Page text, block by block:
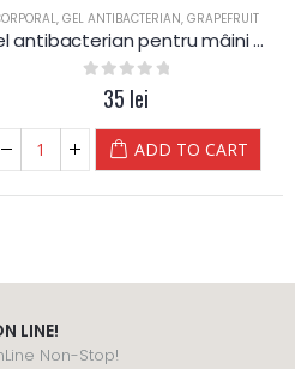
, GEL ANTIBACTERIAN, GRAPEFRUIT
Gel antibacterian pentru mâini cu grapefruit cu guarana
out of 5
35 lei
ADD TO CART
LINE!
Non-Stop!